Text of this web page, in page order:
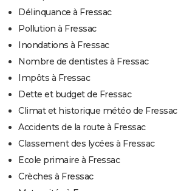
Délinquance à Fressac
Pollution à Fressac
Inondations à Fressac
Nombre de dentistes à Fressac
Impôts à Fressac
Dette et budget de Fressac
Climat et historique météo de Fressac
Accidents de la route à Fressac
Classement des lycées à Fressac
Ecole primaire à Fressac
Crèches à Fressac